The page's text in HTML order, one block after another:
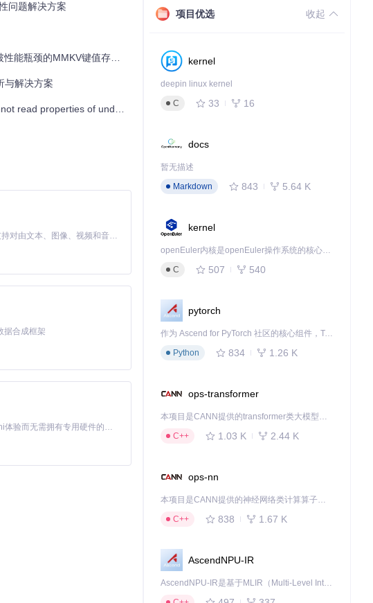
问题解决方案
瓶颈的MMKV键值存储技术
与解决方案
undefined (reading 'match')" 错误解析
MiniMax H3 是一个通用的全模态生成系统。它支持对由文本、图像、视频和音频组成的多模态上下文进行统一理解，并能生成分辨率高达 2K、时长可达 15 秒的带原生立体声音频的视频。得益于面向任务泛化的系统设计，H3 在预训练阶段就已具备广泛的多模态上下文理解与生成能力，能够出色地执行复杂的多模态指令。
据合成框架
基于Python的Xiaozhi AI，适用于想要完整Xiaozhi体验而无需拥有专用硬件的用户。
项目优选 收起
kernel
deepin linux kernel
C
33 16
docs
暂无描述
Markdown
843 5.64 K
kernel
openEuler内核是openEuler操作系统的核心，既是系统性能与稳定性的基石，也是连接处理器、设备与服务的桥梁。
C
507 540
pytorch
作为 Ascend for PyTorch 社区的核心组件，TorchNPU 是昇腾专为 PyTorch 打造的深度学习适配插件，使 PyTorch 框架能够直接调用昇腾 NPU，为开发者提供昇腾 AI 处理器的超强算力。
Python
834 1.26 K
ops-transformer
本项目是CANN提供的transformer类大模型算子库，实现网络在NPU上加速计算。
C++
1.03 K 2.44 K
ops-nn
本项目是CANN提供的神经网络类计算算子库，实现网络在NPU上加速计算。
C++
838 1.67 K
AscendNPU-IR
AscendNPU-IR是基于MLIR（Multi-Level Intermediate Representation）构建的，面向昇腾亲和算子编译时使用的中间表示，提供昇腾完备表达能力，通过编译优化提升昇腾AI处理器计算效率，支持通过生态框架使能昇腾AI处理器与深度调优